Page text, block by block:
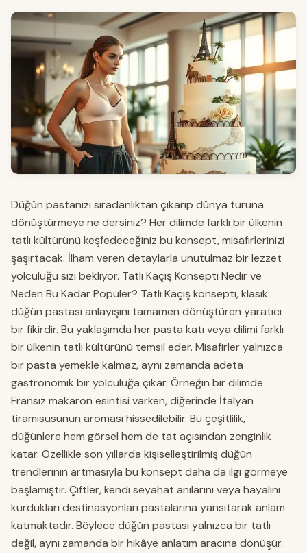
Düğün pastanızı sıradanlıktan çıkarıp dünya turuna
dönüştürmeye ne dersiniz? Her dilimde farklı bir ülkenin
tatlı kültürünü keşfedeceğiniz bu konsept, misafirlerinizi
şaşırtacak. İlham veren detaylarla unutulmaz bir lezzet
yolculuğu sizi bekliyor. Tatlı Kaçış Konsepti Nedir ve
Neden Bu Kadar Popüler? Tatlı Kaçış konsepti, klasik
düğün pastası anlayışını tamamen dönüştüren yaratıcı
bir fikirdir. Bu yaklaşımda her pasta katı veya dilimi farklı
bir ülkenin tatlı kültürünü temsil eder. Misafirler yalnızca
bir pasta yemekle kalmaz, aynı zamanda adeta
gastronomik bir yolculuğa çıkar. Örneğin bir dilimde
Fransız makaron esintisi varken, diğerinde İtalyan
tiramisusunun aroması hissedilebilir. Bu çeşitlilik,
düğünlere hem görsel hem de tat açısından zenginlik
katar. Özellikle son yıllarda kişiselleştirilmiş düğün
trendlerinin artmasıyla bu konsept daha da ilgi görmeye
başlamıştır. Çiftler, kendi seyahat anılarını veya hayalini
kurdukları destinasyonları pastalarına yansıtarak anlam
katmaktadır. Böylece düğün pastası yalnızca bir tatlı
değil, aynı zamanda bir hikâye anlatım aracına dönüşür.